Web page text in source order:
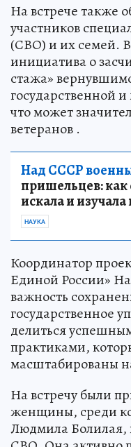
На встрече также
участников
(СВО) и их семей. В
инициатива о
стажа»
государственной
что может
ветеранов .
Над СССР
пришельцев: как
искала и
НАУКА
Координатор
Единой России»
важность
государственное
делиться
практиками,
масштабированы
На встречу были
женщины, среди
Людмила Болилая,